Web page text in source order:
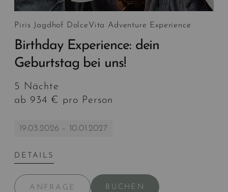
Piris Jagdhof DolceVita Adventure Experience
Birthday Experience: dein
Geburtstag bei uns!
5 Nächte
ab 934 € pro Person
19.03.2026 – 10.01.2027
DETAILS
ANFRAGE BUCHEN